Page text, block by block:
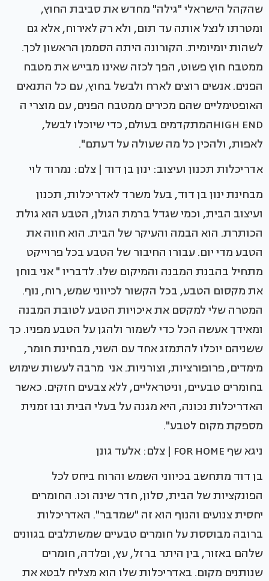
שהקהל הישראלי "גילה" מחדש את סביבת החוץ,
ומטרתו לנצל אותה עד תום, ולא רק לאירוח, אלא גם
לשהות יומיומית. הקורונה היתה הסממן הראשון לכך.
ממטבח חוץ פשוט, הפך לכזה שאינו מבייש את מטבח
הפנים. אנשים רוצים לארח ולבשל בחוץ, עם כל התנאים
האופטימליים שהם מכירים ממטבח הפנים, עם מוצרי ה
HIGH ENDהמתקדמים בעולם, כדי שיוכלו לבשל,
לאפות, ולהכין כל מה שעולה על דעתם".
אדריכלות תכנון ועיצוב: ינון בן דוד | צלם: נמרוד לוי
מבחינת ינון בן דוד, בעל משרד לאדריכלות, תכנון
ועיצוב הבית, וכמי שגדל ברמת הגולן, הטבע הוא גולת
הכותרת. הוא הבמה והעיקר של הבית. הוא חווה את
הטבע מדי יום. עבורו החיבור של הטבע בכל פרוייקט
מתחיל בהבנת המבנה והמיקום שלו. לדבריו " אני בוחן
את מקסום הטבע, בכל הקשור לכיווני שמש, רוח, נוף.
המטרה שלי למקסם את איכויות הטבע לטובת המבנה
ומאידך אעשה הכל כדי לשמור ולהגן על הטבע מפניו. כך
ששניהם יוכלו להתמזג אחד עם השני, מבחינת חומר,
מימדים, פרופורציות, וצורניות. אני מרבה לעשות שימוש
בחומרים טבעיים, וניטראליים, ללא צבעים חזקים. כאשר
האדריכלות נכונה, היא מגנה על בעלי הבית ובו זמנית
מספקת מקום לטבע".
ניגא שף FOR HOME | צלם: אלעד גונן
בן דוד מתחשב בכיווני השמש והרוח ביחס לכל
הפונקציות של הבית, סלון, חדר שינה וכו. החומרים
יחסית צנועים והנוף הוא זה "שמדבר". האדריכלות
ברובה מבוססת על חומרים טבעיים שמשתלבים בגוונים
שלהם באזור, בין היתר ברזל, עץ, ופלדה, חומרים
שנותנים מקום. באדריכלות שלו הוא מצליח לבטא את